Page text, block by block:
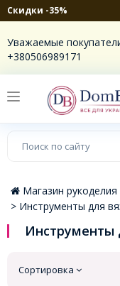
Скидки -35%
Уважаемые
+380506989171
Магазин рукоделия
> Инструменты для
Инструменты
Сортировка